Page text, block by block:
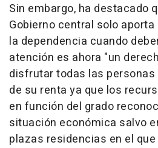
Sin embargo, ha destacado
Gobierno central solo aporta
la dependencia cuando
atención es ahora "un
disfrutar todas las
de su renta ya que los
en función del grado
situación económica salvo
plazas residencias en el